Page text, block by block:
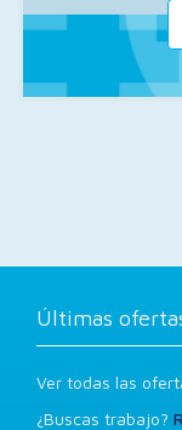
Últimas
Ver todas las
¿Buscas trabajo?